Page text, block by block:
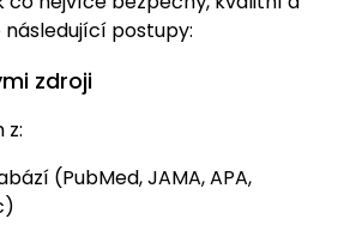
postupy:
zdroji
z:
(PubMed, JAMA, APA,